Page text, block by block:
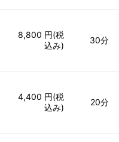
8,800 円(税
込み)
30分
4,400 円(税
込み)
20分